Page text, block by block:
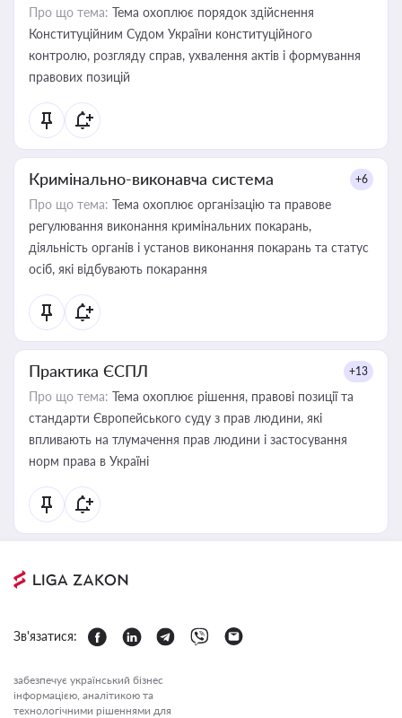
Про що тема: Тема охоплює порядок здійснення
Конституційним Судом України конституційного
контролю, розгляду справ, ухвалення актів і формування
правових позицій
Кримінально-виконавча система +6
Про що тема: Тема охоплює організацію та правове
регулювання виконання кримінальних покарань,
діяльність органів і установ виконання покарань та статус
осіб, які відбувають покарання
Практика ЄСПЛ +13
Про що тема: Тема охоплює рішення, правові позиції та
стандарти Європейського суду з прав людини, які
впливають на тлумачення прав людини і застосування
норм права в Україні
Зв'язатися:
забезпечує український бізнес
інформацією, аналітикою та
технологічними рішеннями для